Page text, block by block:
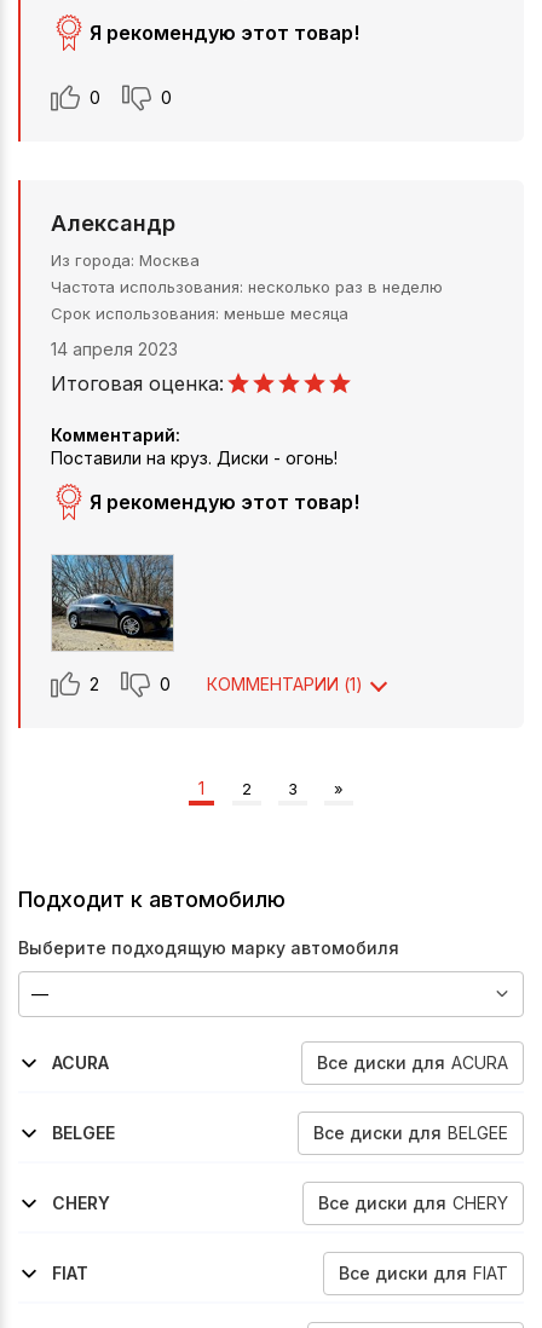
Я рекомендую этот товар!
0 0
Александр
Из города Москва
Частота использования несколько раз в неделю
Срок использования меньше месяца
14 апреля 2023
Итоговая оценка:
Комментарий:
Поставили на круз. Диски - огонь!
Я рекомендую этот товар!
2 0 КОММЕНТАРИИ (1)
1 2 3 »
Подходит к автомобилю
Выберите подходящую марку автомобиля
ACURA Все диски для ACURA
2001-2005
2005-2006
BELGEE
Все диски для BELGEE
2023-2026
2024-2026
CHERY
Все диски для CHERY
2005-2013
2012-2016
FIAT
Все диски для FIAT
2006-2009
2009-2016